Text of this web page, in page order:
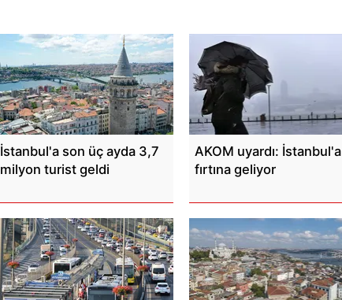
İstanbul'a son üç ayda 3,7
milyon turist geldi
AKOM uyardı: İstanbul'a
fırtına geliyor